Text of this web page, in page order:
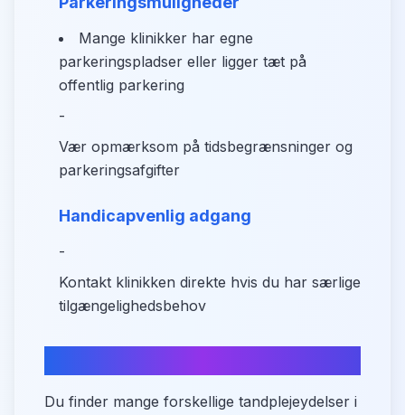
Mange klinikker har egne
parkeringspladser eller ligger tæt på
offentlig parkering
-
Vær opmærksom på tidsbegrænsninger og
parkeringsafgifter
Handicapvenlig adgang
-
Kontakt klinikken direkte hvis du har særlige
tilgængelighedsbehov
Du finder mange forskellige tandplejeydelser i